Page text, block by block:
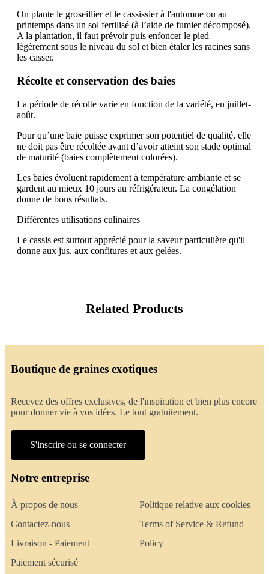
On plante le groseillier et le cassissier à l'automne ou au
printemps dans un sol fertilisé (à l’aide de fumier décomposé).
A la plantation, il faut prévoir puis enfoncer le pied
légèrement sous le niveau du sol et bien étaler les racines sans
les casser.
Récolte et conservation des baies
La période de récolte varie en fonction de la variété, en juillet-
août.
Pour qu’une baie puisse exprimer son potentiel de qualité, elle
ne doit pas être récoltée avant d’avoir atteint son stade optimal
de maturité (baies complètement colorées).
Les baies évoluent rapidement à température ambiante et se
gardent au mieux 10 jours au réfrigérateur. La congélation
donne de bons résultats.
Différentes utilisations culinaires
Le cassis est surtout apprécié pour la saveur particulière qu'il
donne aux jus, aux confitures et aux gelées.
Related Products
Boutique de graines exotiques
Recevez des offres exclusives, de l'inspiration et bien plus encore
pour donner vie à vos idées. Le tout gratuitement.
S'inscrire ou se connecter
Notre entreprise
À propos de nous
Contactez-nous
Livraison - Paiement
Paiement sécurisé
Politique relative aux cookies
Terms of Service & Refund
Policy